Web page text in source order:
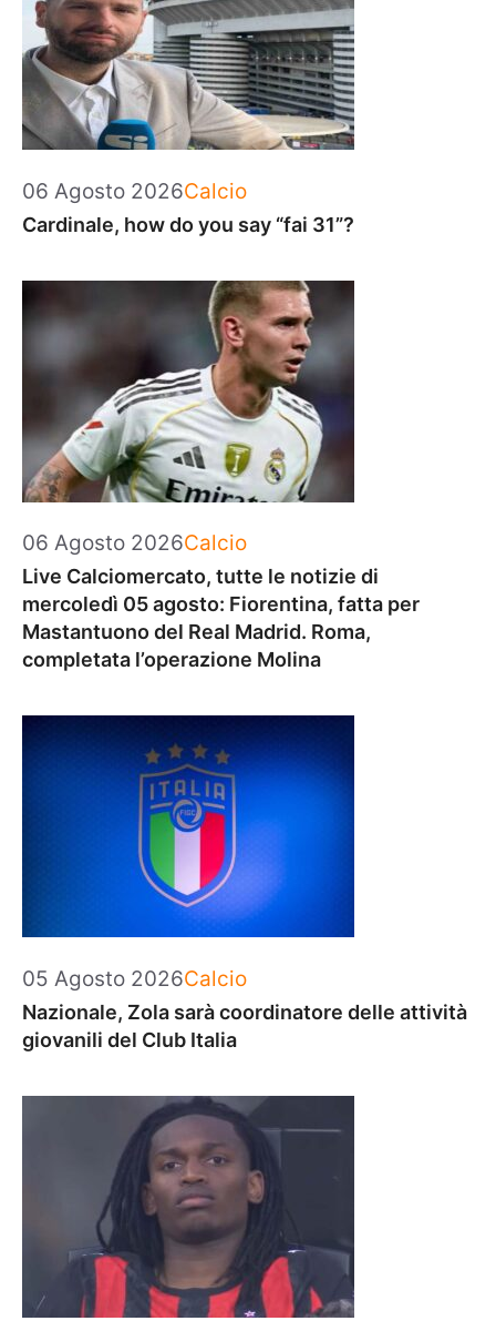
06 Agosto 2026Categorie
Calcio
Cardinale, how do you say “fai 31”?
06 Agosto 2026Categorie
Calcio
Live Calciomercato, tutte le notizie di
mercoledì 05 agosto: Fiorentina, fatta per
Mastantuono del Real Madrid. Roma,
completata l’operazione Molina
05 Agosto 2026Categorie
Calcio
Nazionale, Zola sarà coordinatore delle attività
giovanili del Club Italia